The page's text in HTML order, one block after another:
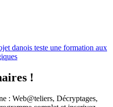
danois teste une formation aux
!
: Web@teliers, Décryptages,